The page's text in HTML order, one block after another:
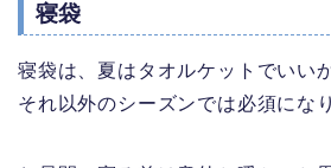
寝袋
寝袋は、夏はタオルケットでいい
それ以外のシーズンでは必須にな